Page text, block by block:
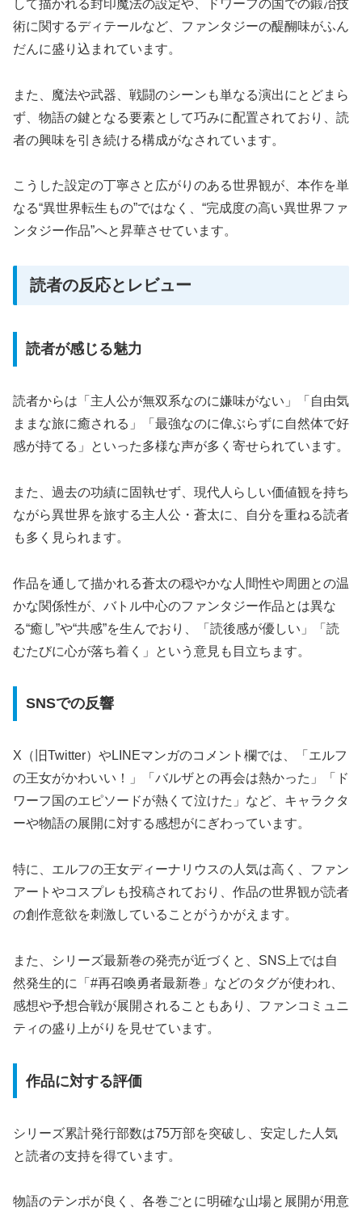
して描かれる封印魔法の設定や、ドワーフの国での鍛冶技
術に関するディテールなど、ファンタジーの醍醐味がふん
だんに盛り込まれています。
また、魔法や武器、戦闘のシーンも単なる演出にとどまら
ず、物語の鍵となる要素として巧みに配置されており、読
者の興味を引き続ける構成がなされています。
こうした設定の丁寧さと広がりのある世界観が、本作を単
なる“異世界転生もの”ではなく、“完成度の高い異世界ファ
ンタジー作品”へと昇華させています。
読者の反応とレビュー
読者が感じる魅力
読者からは「主人公が無双系なのに嫌味がない」「自由気
ままな旅に癒される」「最強なのに偉ぶらずに自然体で好
感が持てる」といった多様な声が多く寄せられています。
また、過去の功績に固執せず、現代人らしい価値観を持ち
ながら異世界を旅する主人公・蒼太に、自分を重ねる読者
も多く見られます。
作品を通して描かれる蒼太の穏やかな人間性や周囲との温
かな関係性が、バトル中心のファンタジー作品とは異な
る“癒し”や“共感”を生んでおり、「読後感が優しい」「読
むたびに心が落ち着く」という意見も目立ちます。
SNSでの反響
X（旧Twitter）やLINEマンガのコメント欄では、「エルフ
の王女がかわいい！」「バルザとの再会は熱かった」「ド
ワーフ国のエピソードが熱くて泣けた」など、キャラクタ
ーや物語の展開に対する感想がにぎわっています。
特に、エルフの王女ディーナリウスの人気は高く、ファン
アートやコスプレも投稿されており、作品の世界観が読者
の創作意欲を刺激していることがうかがえます。
また、シリーズ最新巻の発売が近づくと、SNS上では自
然発生的に「#再召喚勇者最新巻」などのタグが使われ、
感想や予想合戦が展開されることもあり、ファンコミュニ
ティの盛り上がりを見せています。
作品に対する評価
シリーズ累計発行部数は75万部を突破し、安定した人気
と読者の支持を得ています。
物語のテンポが良く、各巻ごとに明確な山場と展開が用意